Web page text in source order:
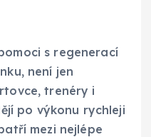
s regenerací
není jen
trenéry i
po výkonu rychleji
mezi nejlépe